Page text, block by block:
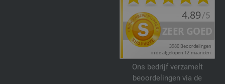
Ons bedrijf verzamelt
beoordelingen via de